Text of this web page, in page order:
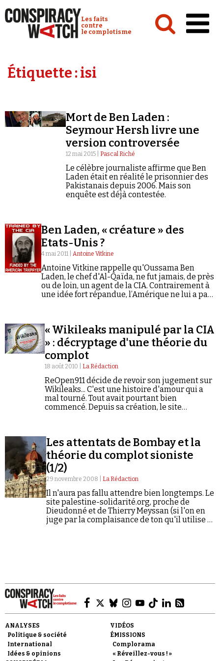
Conspiracy Watch :
Les faits
contre
le complotisme
Analyses
Vidéos
Émissions
Revues de presse
Faire un don
Demander à Vera
Se connecter
Étiquette :isi
Mort de Ben Laden :
Seymour Hersh livre une
version controversée
12 mai 2015 | Pascal Riché
Le célèbre journaliste affirme que Ben
Laden était en réalité le prisonnier des
Pakistanais depuis 2006. Mais son
enquête est déjà contestée.
Ben Laden, « créature » des
Etats-Unis ?
4 mai 2011 |Antoine Vitkine
Antoine Vitkine rappelle qu'Oussama Ben
Laden, le chef d'Al-Qaïda, ne fut jamais, de près
ou de loin, un agent de la CIA. Contrairement à
une idée fort répandue, l’Amérique ne lui a pas
« Wikileaks manipulé par la CIA
» : décryptage d'une théorie du
complot
18 août 2010 | La Rédaction
ReOpen911 décide de revoir son jugement sur
Wikileaks... C'est une histoire d'amour qui a
mal tourné. Tout avait pourtant bien
commencé. Depuis sa création, le site
Les attentats de Bombay et la
théorie du complot sioniste
(1/2)
29 novembre 2008 | La Rédaction
Il n'aura pas fallu attendre bien longtemps. Le
site palestine-solidarité.org, proche de
Dieudonné et de Thierry Meyssan (si l'on en
juge par la complaisance de ton qu'il utilise à
ANALYSES
Politique & société
International
Idées & opinions
VIDÉOS
ÉMISSIONS
Complorama
« Réveillez-vous ! »